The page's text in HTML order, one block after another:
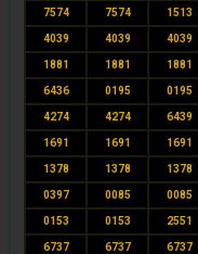
7574 7574 1513
4039 4039 4039
1881 1881 1881
6436 0195 0195
4274 4274 6439
1691 1691 1691
1378 1378 1378
0397 0085 0085
0153 0153 2551
6737 6737 6737